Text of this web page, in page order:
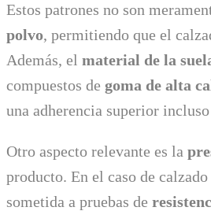
Estos patrones no son
polvo, permitiendo que el
Además, el material de la
compuestos de goma de alta
una adherencia superior
Otro aspecto relevante es la
producto. En el caso de
sometida a pruebas de